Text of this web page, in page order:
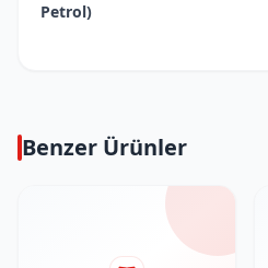
Petrol)
Benzer Ürünler